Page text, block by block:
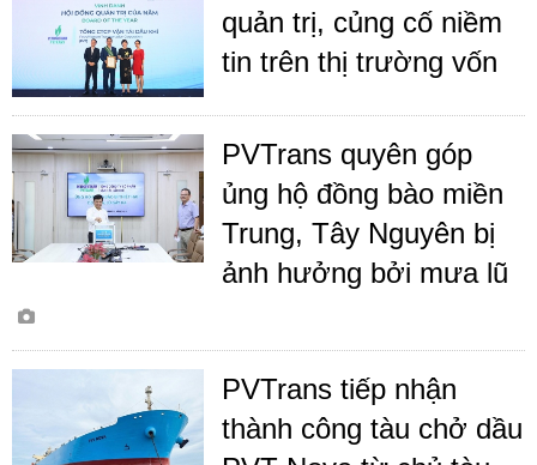
quản trị, củng cố niềm
tin trên thị trường vốn
PVTrans quyên góp
ủng hộ đồng bào miền
Trung, Tây Nguyên bị
ảnh hưởng bởi mưa lũ
PVTrans tiếp nhận
thành công tàu chở dầu